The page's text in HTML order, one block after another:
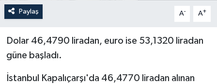
Paylaş A- A+
Dolar 46,4790 liradan, euro ise 53,1320 liradan
güne başladı.
İstanbul Kapalıçarşı'da 46,4770 liradan alınan
SPOR
Yerel